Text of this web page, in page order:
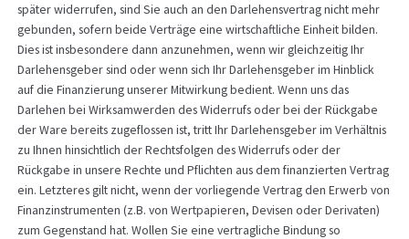
später widerrufen, sind Sie auch an den Darlehensvertrag nicht mehr
gebunden, sofern beide Verträge eine wirtschaftliche Einheit bilden.
Dies ist insbesondere dann anzunehmen, wenn wir gleichzeitig Ihr
Darlehensgeber sind oder wenn sich Ihr Darlehensgeber im Hinblick
auf die Finanzierung unserer Mitwirkung bedient. Wenn uns das
Darlehen bei Wirksamwerden des Widerrufs oder bei der Rückgabe
der Ware bereits zugeflossen ist, tritt Ihr Darlehensgeber im Verhältnis
zu Ihnen hinsichtlich der Rechtsfolgen des Widerrufs oder der
Rückgabe in unsere Rechte und Pflichten aus dem finanzierten Vertrag
ein. Letzteres gilt nicht, wenn der vorliegende Vertrag den Erwerb von
Finanzinstrumenten (z.B. von Wertpapieren, Devisen oder Derivaten)
zum Gegenstand hat. Wollen Sie eine vertragliche Bindung so